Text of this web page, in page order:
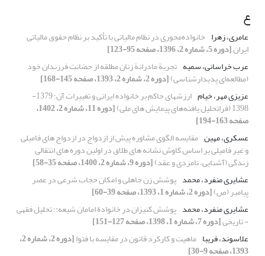
ع
عامری، زهرا خانواده‌محوری در نظام مالیاتی با تأکید بر نظام حقوق مالیاتی
ایران[دوره 5، شماره 2، 1396، صفحه 95-123]
عرب خراسانی، سمیه تجربة مادرانة زنان مطلقه از حضانت فرزندان خود
(مطالعه‌ای پدیدارشناسی)[دوره 2، شماره 2، 1393، صفحه 145-168]
عزیزی مهر، خیام
ارزشهای حاکم بر خانواده ایرانی و تغییرات آن؛ 1379-
1398 (فراتحلیل یافته‌های پیمایش های ملی) [دوره 11، شماره 2، 1402،
صفحه 163-194]
عسکری، مهین مقایسه الگوی مشاوره پیش از ازدواج در ازدواج های فامیلی
و غیر فامیلی بر اساس کاوش نشانه های طلاق در اولین دوره های انتقالی
زندگی (آشنایی، نامزدی و عقد)[دوره 9، شماره 2، 1400، صفحه 35-58]
عشایری منفرد، محمد پوشش زن جاهلی و امکان حجاب شرعی در عصر
پیامبر (ص)[دوره 2، شماره 1، 1393، صفحه 39-60]
عشایری منفرد، محمد پوشش کنیزان در خانوادة امامان شیعه:؛ تحلیل فقهی
- تاریخی[دوره 7، شماره 1، 1398، صفحه 127-151]
علاسوند، فریبا ماهیت و کارکرد قانون در مقایسه با فتوا [دوره 2، شماره 2،
1393، صفحه 9-30]